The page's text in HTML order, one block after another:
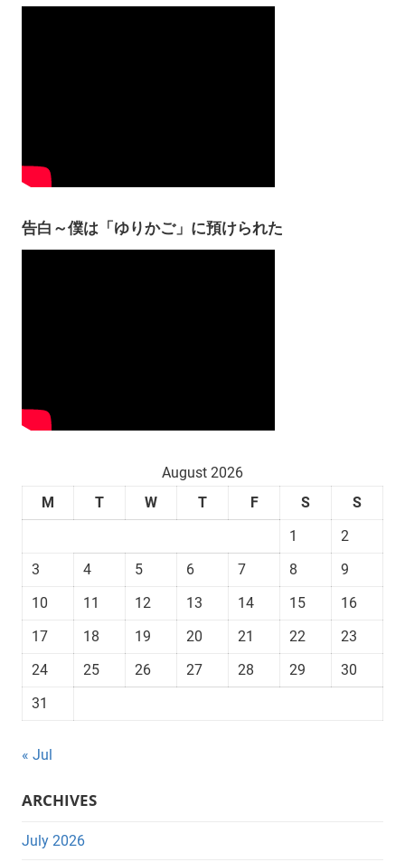
告白～僕は「ゆりかご」に預けられた
August 2026
M
T W T F S
S
1
2
3
4 5 6 7 8
9
10
11 12 13 14 15
16
17
18 19 20 21 22
23
24
25 26 27 28 29
30
31
« Jul
ARCHIVES
July 2026